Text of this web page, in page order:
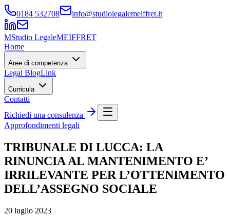
0184 532708 info@studiolegalemeiffret.it
MStudio LegaleMEIFFRET
Home
Aree di competenza
Legal BlogLink
Curricula
Contatti
Richiedi una consulenza
Approfondimenti legali
TRIBUNALE DI LUCCA: LA
RINUNCIA AL MANTENIMENTO E’
IRRILEVANTE PER L’OTTENIMENTO
DELL’ASSEGNO SOCIALE
20 luglio 2023